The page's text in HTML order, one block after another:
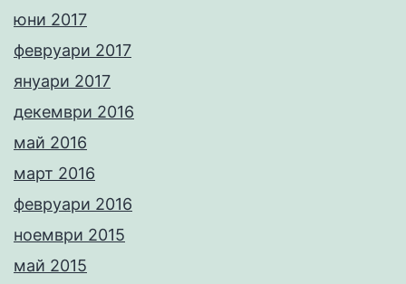
юни 2017
февруари 2017
януари 2017
декември 2016
май 2016
март 2016
февруари 2016
ноември 2015
май 2015